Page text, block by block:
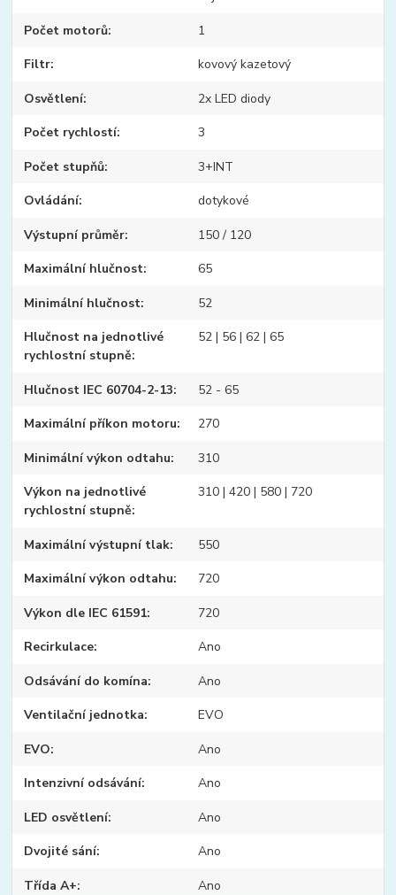
Počet motorů 1
Filtr kovový kazetový
Osvětlení 2x LED diody
Počet rychlostí 3
Počet stupňů 3+INT
Ovládání dotykové
Výstupní průměr 150 / 120
Maximální hlučnost 65
Minimální hlučnost 52
Hlučnost na jednotlivé
rychlostní stupně
52 | 56 | 62 | 65
Hlučnost IEC 60704-2-13 52 - 65
Maximální příkon motoru 270
Minimální výkon odtahu 310
Výkon na jednotlivé
rychlostní stupně
310 | 420 | 580 | 720
Maximální výstupní tlak 550
Maximální výkon odtahu 720
Výkon dle IEC 61591 720
Recirkulace Ano
Odsávání do komína Ano
Ventilační jednotka EVO
EVO Ano
Intenzivní odsávání Ano
LED osvětlení Ano
Dvojité sání Ano
Třída A+ Ano